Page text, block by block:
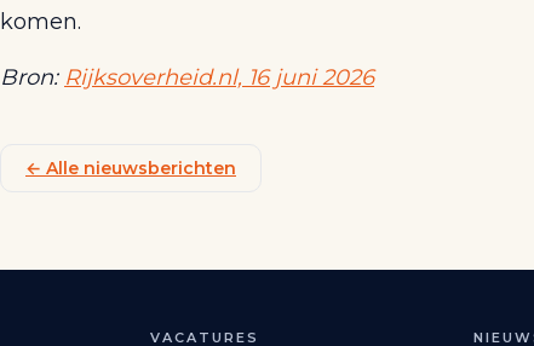
komen.
Bron: Rijksoverheid.nl, 16 juni 2026
← Alle nieuwsberichten
VACATURES